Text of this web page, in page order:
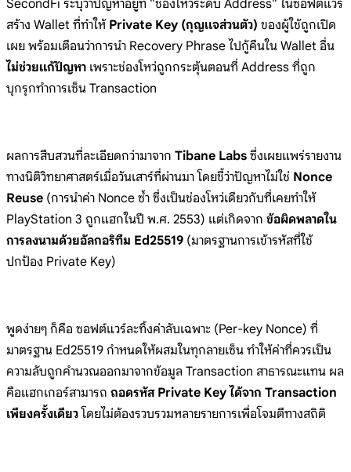
SecondFi ระบุว่าปัญหาอยู่ที่ "ช่องโหว่ระดับ Address" ในซอฟต์แวร์
สร้าง Wallet ที่ทำให้ Private Key (กุญแจส่วนตัว) ของผู้ใช้ถูกเปิด
เผย พร้อมเตือนว่าการนำ Recovery Phrase ไปกู้คืนใน Wallet อื่น
ไม่ช่วยแก้ปัญหา เพราะช่องโหว่ถูกกระตุ้นตอนที่ Address ที่ถูก
บุกรุกทำการเซ็น Transaction
ผลการสืบสวนที่ละเอียดกว่ามาจาก Tibane Labs ซึ่งเผยแพร่รายงาน
ทางนิติวิทยาศาสตร์เมื่อวันเสาร์ที่ผ่านมา โดยชี้ว่าปัญหาไม่ใช่ Nonce
Reuse (การนำค่า Nonce ซ้ำ ซึ่งเป็นช่องโหว่เดียวกับที่เคยทำให้
PlayStation 3 ถูกแฮกในปี พ.ศ. 2553) แต่เกิดจาก ข้อผิดพลาดใน
การลงนามด้วยอัลกอริทึม Ed25519 (มาตรฐานการเข้ารหัสที่ใช้
ปกป้อง Private Key)
พูดง่ายๆ ก็คือ ซอฟต์แวร์ละทิ้งค่าลับเฉพาะ (Per-key Nonce) ที่
มาตรฐาน Ed25519 กำหนดให้ผสมในทุกลายเซ็น ทำให้ค่าที่ควรเป็น
ความลับถูกคำนวณออกมาจากข้อมูล Transaction สาธารณะแทน ผล
คือแฮกเกอร์สามารถ ถอดรหัส Private Key ได้จาก Transaction
เพียงครั้งเดียวโดยไม่ต้องรวบรวมหลายรายการเพื่อโจมตีทางสถิติ